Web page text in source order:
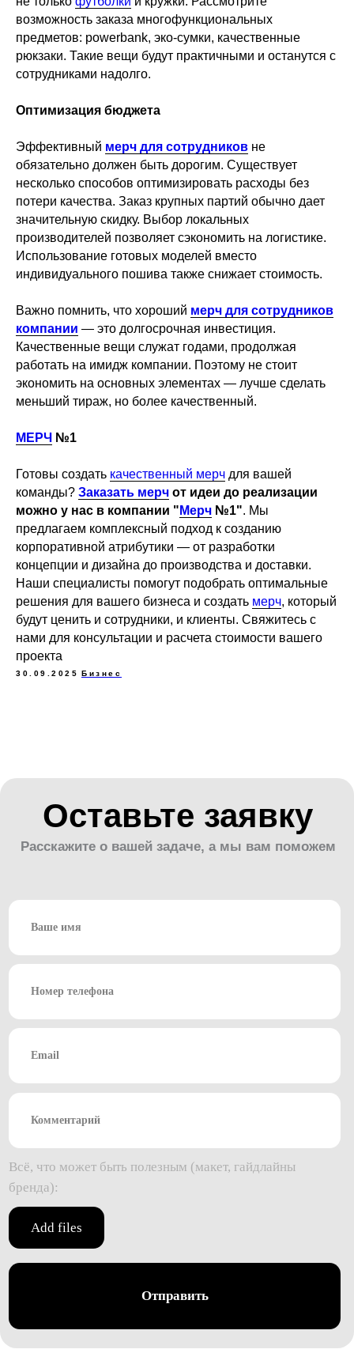
возможность заказа многофункциональных
предметов: powerbank, эко-сумки, качественные
рюкзаки. Такие вещи будут практичными и останутся с
сотрудниками надолго.
Оптимизация бюджета
Эффективный мерч для сотрудников не
обязательно должен быть дорогим. Существует
несколько способов оптимизировать расходы без
потери качества. Заказ крупных партий обычно дает
значительную скидку. Выбор локальных
производителей позволяет сэкономить на логистике.
Использование готовых моделей вместо
индивидуального пошива также снижает стоимость.
Важно помнить, что хороший мерч для сотрудников
компании — это долгосрочная инвестиция.
Качественные вещи служат годами, продолжая
работать на имидж компании. Поэтому не стоит
экономить на основных элементах — лучше сделать
меньший тираж, но более качественный.
МЕРЧ №1
Готовы создать качественный мерч для вашей
команды? Заказать мерч от идеи до реализации
можно у нас в компании " Мерч №1". Мы
предлагаем комплексный подход к созданию
корпоративной атрибутики — от разработки
концепции и дизайна до производства и доставки.
Наши специалисты помогут подобрать оптимальные
решения для вашего бизнеса и создать мерч, который
будут ценить и сотрудники, и клиенты. Свяжитесь с
нами для консультации и расчета стоимости вашего
проекта
30.09.2025 Бизнес
Всё, что может быть полезным (макет, гайдлайны
бренда):
Add files
Отправить